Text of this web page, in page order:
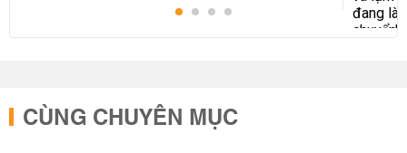
CÙNG CHUYÊN MỤC